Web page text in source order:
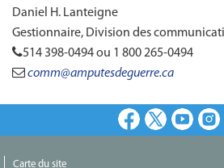
Daniel H. Lanteigne
Gestionnaire, Division des
514 398-0494 ou 1 800 265-0494
comm@amputesdeguerre.ca
Facebook
X Youtube
Carte du site